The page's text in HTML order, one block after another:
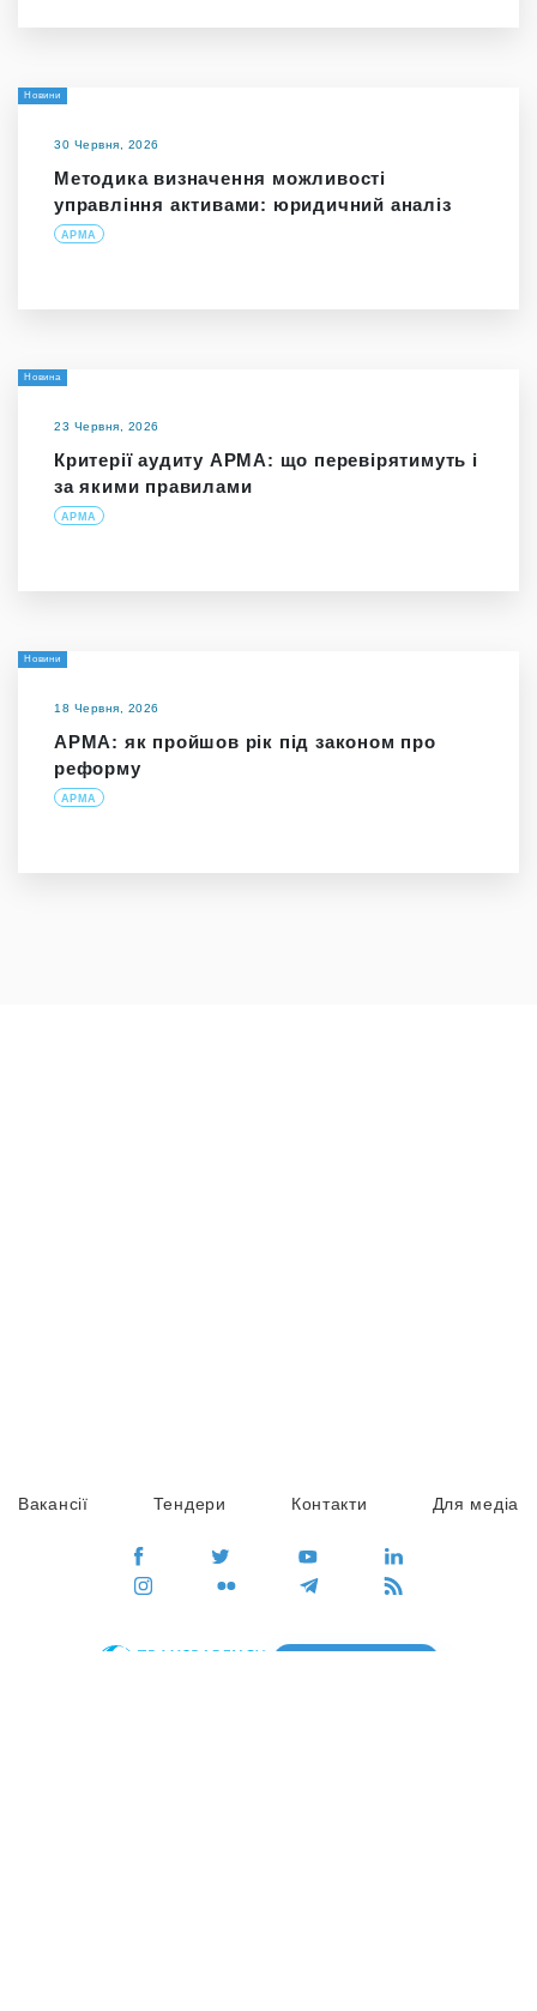
Новини
30 Червня, 2026
Методика визначення можливості
управління активами: юридичний аналіз
АРМА
Новина
23 Червня, 2026
Критерії аудиту АРМА: що перевірятимуть і
за якими правилами
АРМА
Новини
18 Червня, 2026
АРМА: як пройшов рік під законом про
реформу
АРМА
Вакансії Тендери Контакти Для медіа